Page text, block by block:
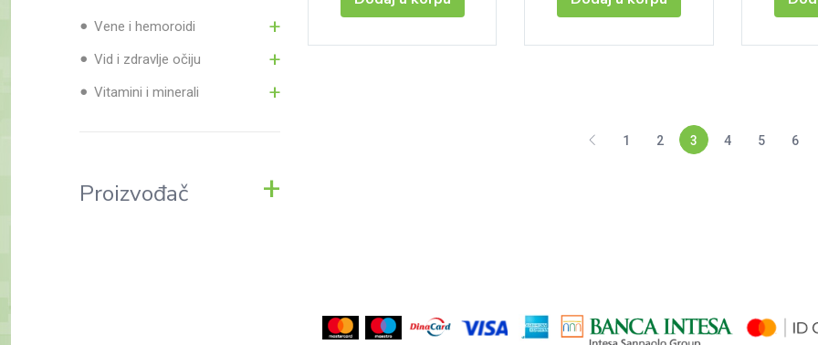
Vene i hemoroidi
Vid i zdravlje očiju
Vitamini i minerali
Proizvođač
1 2 3 4 5 6